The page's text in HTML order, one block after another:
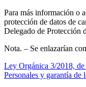
Para más información o
protección de datos de
Delegado de Protección
Nota. – Se enlazarían
Ley Orgánica 3/2018,
Personales y garantía de